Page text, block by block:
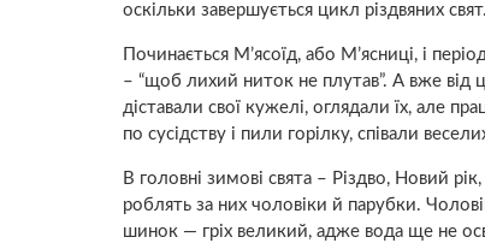
оскільки завершується цикл різдвяних
По­чинається М’ясоїд, або М’ясниці, і
– “щоб лихий ниток не плутав”. А вже від
діставали свої кужелі, оглядали їх, але
по сусідству і пили гоpiлку, співали
В головні зимові свята – Різдво, Новий
роблять за них чоловіки й парубки.
шинок — гріх великий, адже вода ще не